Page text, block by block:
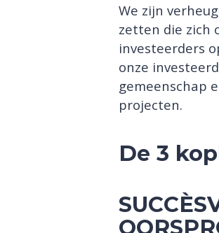
We zijn
zetten die zich
investeerders
onze
gemeenschap
projecten.
De 3